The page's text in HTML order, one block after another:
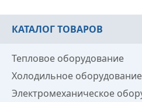
КАТАЛОГ ТОВАРОВ
Тепловое оборудование
Холодильное оборудование
Электромеханическое